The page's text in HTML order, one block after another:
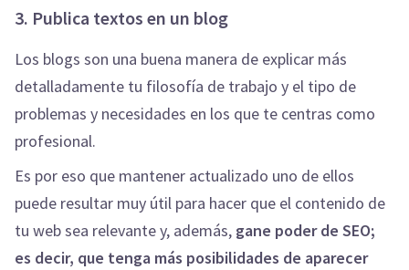
3. Publica textos en un blog
Los blogs son una buena manera de explicar más
detalladamente tu filosofía de trabajo y el tipo de
problemas y necesidades en los que te centras como
profesional.
Es por eso que mantener actualizado uno de ellos
puede resultar muy útil para hacer que el contenido de
tu web sea relevante y, además, gane poder de SEO;
es decir, que tenga más posibilidades de aparecer